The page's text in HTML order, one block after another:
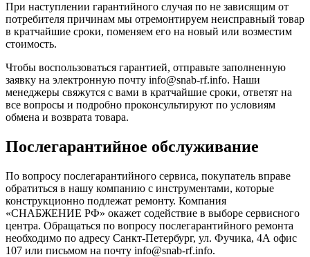
При наступлении гарантийного случая по не зависящим от
потребителя причинам мы отремонтируем неисправный товар
в кратчайшие сроки, поменяем его на новый или возместим
стоимость.
Чтобы воспользоваться гарантией, отправьте заполненную
заявку на электронную почту info@snab-rf.info. Наши
менеджеры свяжутся с вами в кратчайшие сроки, ответят на
все вопросы и подробно проконсультируют по условиям
обмена и возврата товара.
Послегарантийное обслуживание
По вопросу послегарантийного сервиса, покупатель вправе
обратиться в нашу компанию с инструментами, которые
конструкционно подлежат ремонту. Компания
«СНАБЖЕНИЕ РФ» окажет содействие в выборе сервисного
центра. Обращаться по вопросу послегарантийного ремонта
необходимо по адресу Санкт-Петербург, ул. Фучика, 4А офис
107 или письмом на почту info@snab-rf.info.